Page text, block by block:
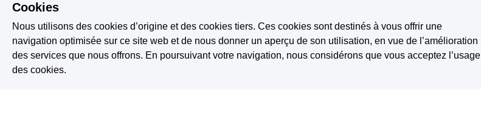
03 Chapitre 1.3 - Analya
Cookies
Nous utilisons des cookies d’origine et des cookies tiers. Ces cookies sont destinés à vous offrir une
navigation optimisée sur ce site web et de nous donner un aperçu de son utilisation, en vue de l’amélioration
des services que nous offrons. En poursuivant votre navigation, nous considérons que vous acceptez l’usage
des cookies.